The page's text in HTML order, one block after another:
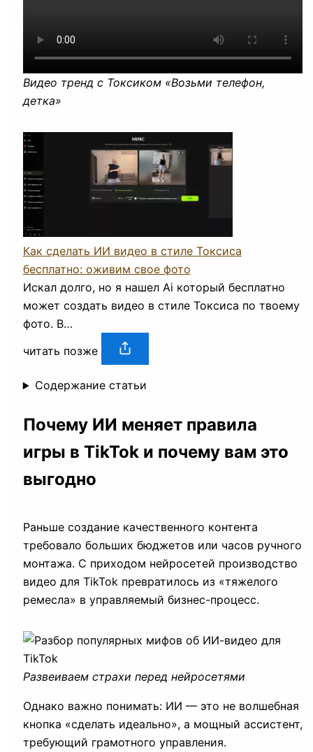
Видео тренд с Токсиком «Возьми телефон,
детка»
Как сделать ИИ видео в стиле Токсиса
бесплатно: оживим свое фото
Искал долго, но я нашел Ai который бесплатно
может создать видео в стиле Токсиса по твоему
фото. В…
читать позже
Содержание статьи
Почему ИИ меняет правила
игры в TikTok и почему вам это
выгодно
Раньше создание качественного контента
требовало больших бюджетов или часов ручного
монтажа. С приходом нейросетей производство
видео для TikTok превратилось из «тяжелого
ремесла» в управляемый бизнес-процесс.
Развеиваем страхи перед нейросетями
Однако важно понимать: ИИ — это не волшебная
кнопка «сделать идеально», а мощный ассистент,
требующий грамотного управления.